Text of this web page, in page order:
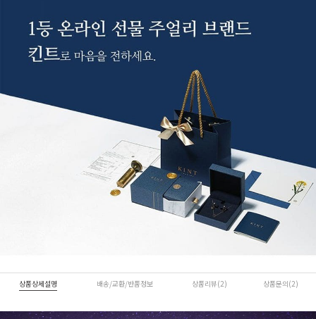
상품상세설명 배송/교환/반품정보 상품리뷰(2) 상품문의(2)